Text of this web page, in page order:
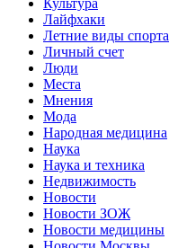
Лайфхаки
Летние виды спорта
Личный счет
Люди
Места
Мнения
Мода
Народная медицина
Наука
Наука и техника
Недвижимость
Новости
Новости ЗОЖ
Новости медицины